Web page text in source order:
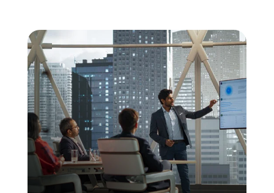
Salle de conférence AV
Favorisez une collaboration mondiale
transparente. Nos solutions audiovisuelles
intégrées pour les salles de conférence
offrent des services de vidéoconférence
sophistiqués, un son impeccable et un
contrôle centralisé afin d’optimiser la
communication et l’innovation.
En savoir plus